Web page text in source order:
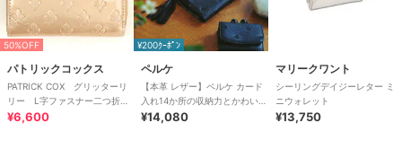
50%OFF
パトリックコックス
PATRICK COX グリッターリ
リー L字ファスナー二つ折り
財布
¥6,600
¥200ｸｰﾎﾟﾝ
ペルケ
【本革 レザー】ペルケ カード
入れ14か所の収納力とかわいさ
を兼ね備えたアクリル玉がま口
¥14,080
マリークワント
シーリングデイジーレター ミ
ニウォレット
¥13,750